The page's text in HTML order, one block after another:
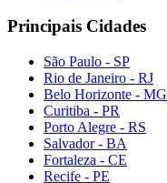
Principais Cidades
São Paulo - SP
Rio de Janeiro - RJ
Belo Horizonte - MG
Curitiba - PR
Porto Alegre - RS
Salvador - BA
Fortaleza - CE
Recife - PE